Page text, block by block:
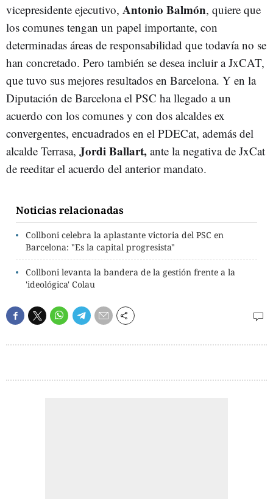
vicepresidente ejecutivo, Antonio Balmón, quiere que
los comunes tengan un papel importante, con
determinadas áreas de responsabilidad que todavía no se
han concretado. Pero también se desea incluir a JxCAT,
que tuvo sus mejores resultados en Barcelona. Y en la
Diputación de Barcelona el PSC ha llegado a un
acuerdo con los comunes y con dos alcaldes ex
convergentes, encuadrados en el PDECat, además del
alcalde Terrasa, Jordi Ballart, ante la negativa de JxCat
de reeditar el acuerdo del anterior mandato.
Noticias relacionadas
Collboni celebra la aplastante victoria del PSC en
Barcelona: "Es la capital progresista"
Collboni levanta la bandera de la gestión frente a la
'ideológica' Colau